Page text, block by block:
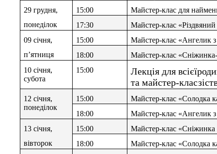
29 грудня,
понеділок
15:00
Майстер-клас для
17:30
Майстер-клас
09 січня,
п’ятниця
15:00
Майстер-клас «Ангелик
18:00
Майстер-клас
10 січня,
субота
15:00
Лекція для
та майстер-
12 січня,
понеділок
15:00
Майстер-клас «Солодка
18:00
Майстер-клас «Ангелик
13 січня,
вівторок
15:00
Майстер-клас «Сніжинка
18:00
Майстер-клас «Солодка